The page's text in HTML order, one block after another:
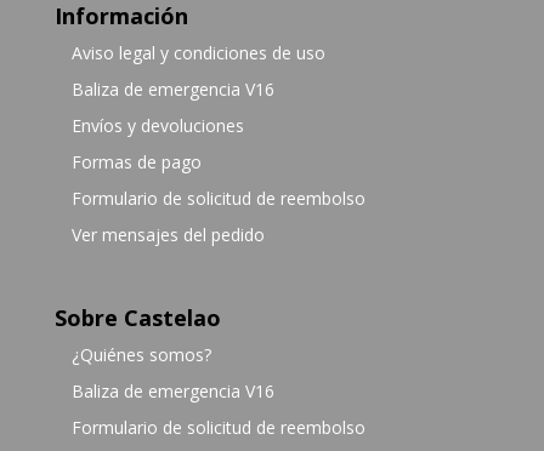
Información
Aviso legal y condiciones de uso
Baliza de emergencia V16
Envíos y devoluciones
Formas de pago
Formulario de solicitud de reembolso
Ver mensajes del pedido
Sobre Castelao
¿Quiénes somos?
Baliza de emergencia V16
Formulario de solicitud de reembolso